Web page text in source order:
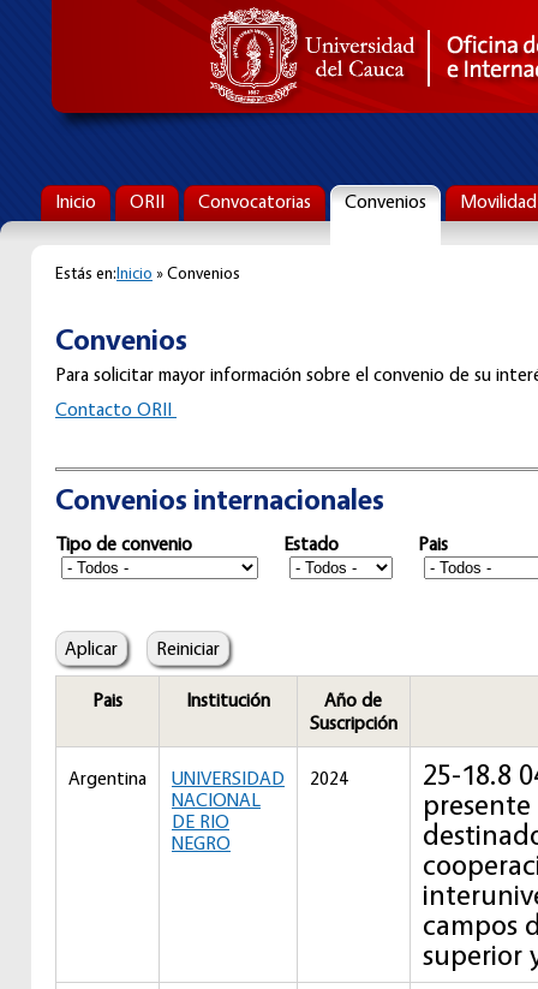
Inicio ORII Convocatorias Convenios Movilidad
Estás en:Inicio » Convenios
Convenios
Para solicitar mayor información sobre el convenio de su
Contacto ORII
Convenios internacionales
Tipo de convenio Estado Pais
Pais Institución
Año de
Suscripción
Argentina
UNIVERSIDAD
NACIONAL
DE RIO
NEGRO
2024
25-18.8
campos
superior